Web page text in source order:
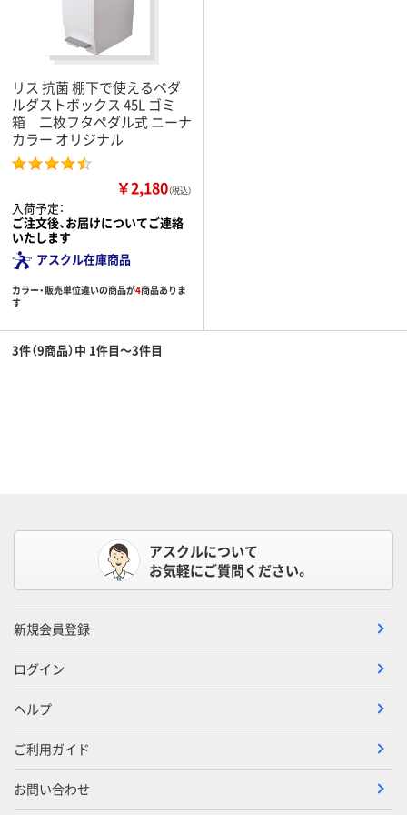
リス 抗菌 棚下で使えるペダ
ルダストボックス 45L ゴミ
箱 二枚フタペダル式 ニーナ
カラー オリジナル
￥2,180（税込）
入荷予定：
ご注文後、お届けについてご連絡
いたします
アスクル在庫商品
カラー・販売単位違いの商品が4商品ありま
す
3件（9商品）中 1件目～3件目
アスクルについて
お気軽にご質問ください。
新規会員登録
ログイン
ヘルプ
ご利用ガイド
お問い合わせ